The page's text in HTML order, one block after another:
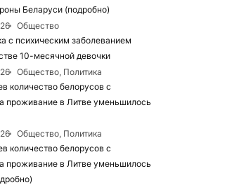
Беларуси (подробно)
Общество
с психическим заболеванием
10-месячной девочки
Общество, Политика
количество белорусов с
проживание в Литве уменьшилось
Общество, Политика
количество белорусов с
проживание в Литве уменьшилось